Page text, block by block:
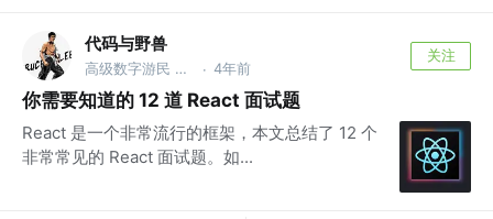
代码与野兽
高级数字游民 @创业中 · 4年前
关注
你需要知道的 12 道 React 面试题
React 是一个非常流行的框架，本文总结了 12 个
非常常见的 React 面试题。如...